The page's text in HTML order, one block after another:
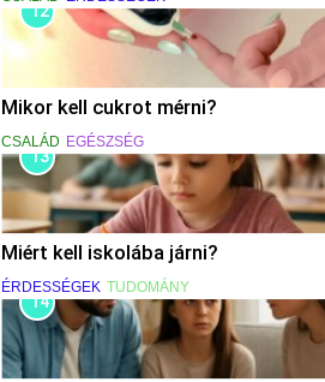
12
Mikor kell cukrot mérni?
CSALÁD EGÉSZSÉG
13
Miért kell iskolába járni?
ÉRDESSÉGEK TUDOMÁNY
14